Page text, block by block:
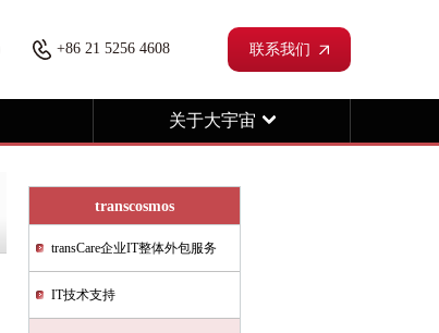
+86 21 5256 4608 联系我们
关于大宇宙
transcosmos
transCare企业IT整体外包服务
IT技术支持